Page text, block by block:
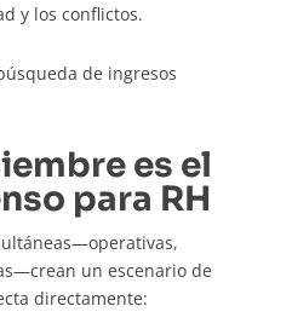
y los conflictos.
de ingresos
es el
para RH
un escenario de
directamente: